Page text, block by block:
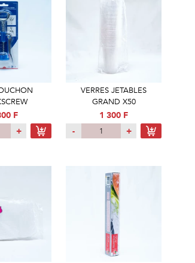
F
+
VERRES JETABLES
GRAND X50
1 300 F
-
+